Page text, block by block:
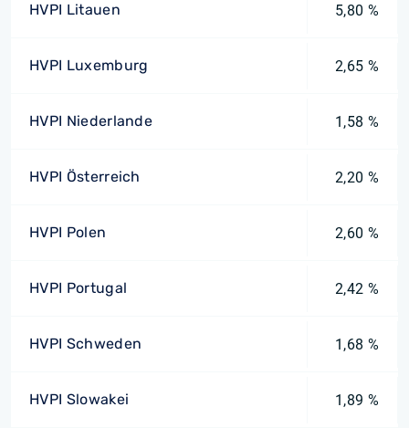
HVPI Litauen 5,80 %
HVPI Luxemburg 2,65 %
HVPI Niederlande 1,58 %
HVPI Österreich 2,20 %
HVPI Polen 2,60 %
HVPI Portugal 2,42 %
HVPI Schweden 1,68 %
HVPI Slowakei 1,89 %